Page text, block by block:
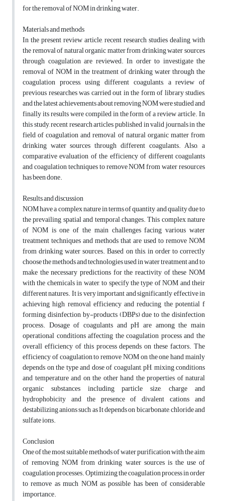
for the removal of NOM in drinking water.
Materials and methods
In the present review article, recent research studies dealing with
the removal of natural organic matter from drinking water sources
through coagulation are reviewed. In order to investigate the
removal of NOM in the treatment of drinking water through the
coagulation process, using different coagulants, a review of
previous researches was carried out in the form of library studies,
and the latest achievements about removing NOM were studied and
finally its results were compiled in the form of a review article. In
this study, recent research articles published in valid journals in the
field of coagulation and removal of natural organic matter from
drinking water sources through different coagulants. Also, a
comparative evaluation of the efficiency of different coagulants
and coagulation techniques to remove NOM from water resources
has been done.
Results and discussion
NOM have a complex nature in terms of quantity and quality due to
the prevailing spatial and temporal changes. This complex nature
of NOM is one of the main challenges facing various water
treatment techniques and methods that are used to remove NOM
from drinking water sources. Based on this, in order to correctly
choose the methods and technologies used in water treatment and to
make the necessary predictions for the reactivity of these NOM
with the chemicals in water, to specify the type of NOM and their
different natures. It is very important and significantly effective in
achieving high removal efficiency and reducing the potential f
forming disinfection by-products (DBPs) due to the disinfection
process. Dosage of coagulants and pH are among the main
operational conditions affecting the coagulation process and the
overall efficiency of this process depends on these factors. The
efficiency of coagulation to remove NOM on the one hand mainly
depends on the type and dose of coagulant, pH, mixing conditions
and temperature and on the other hand the properties of natural
organic substances including particle size, charge and
hydrophobicity and the presence of divalent cations and
destabilizing anions such as It depends on bicarbonate, chloride and
sulfate ions.
Conclusion
One of the most suitable methods of water purification with the aim
of removing NOM from drinking water sources is the use of
coagulation processes. Optimizing the coagulation process in order
to remove as much NOM as possible has been of considerable
importance.